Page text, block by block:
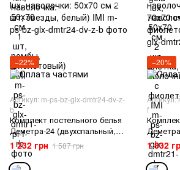
−22%
Артикул: m-ps-bz-glx-dmtr24-dv-z-
b
Комплект постельного белья
Деметра-24 (двухспальный,
бязь gold lux, наволочки:
50х70 см 2 шт, звезды,
белый) IMI
1 232 грн 1 587 грн
−20%
Артикул:
f
gold lux,
2 шт и
1 832